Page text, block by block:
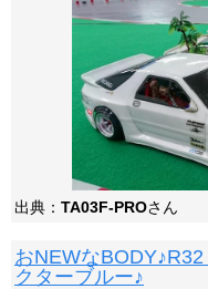
出典： TA03F-PROさん
おNEWな
クターブルー♪